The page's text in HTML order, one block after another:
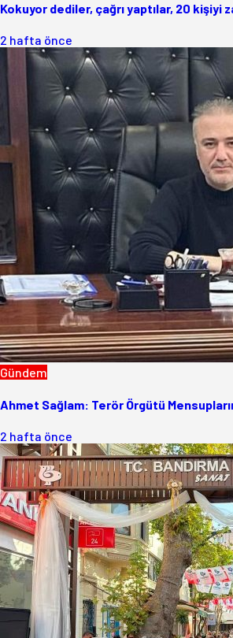
Kokuyor dediler, çağrı yaptılar, 20 kişiyi
2 hafta önce
Gündem
Ahmet Sağlam: Terör Örgütü
2 hafta önce